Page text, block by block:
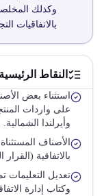
وكذلك
بالاتفاقيات
النقاط الرئيسية
استثناء بعض
على واردات
وأيرلندا الشمالية.
بالاتفاقية (القرار
وكتاب إدارة الاتفاقيات